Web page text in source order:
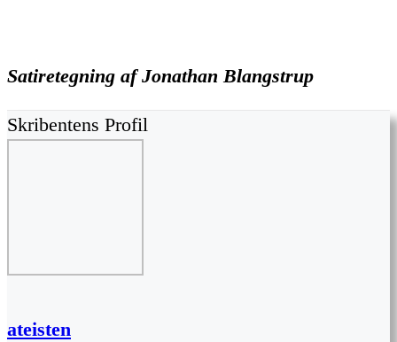
Satiretegning af Jonathan Blangstrup
Skribentens Profil
ateisten